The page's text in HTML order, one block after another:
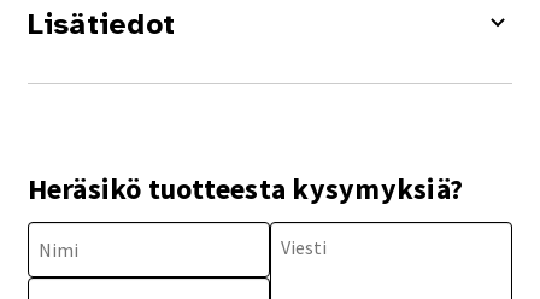
Lisätiedot
Heräsikö tuotteesta kysymyksiä?